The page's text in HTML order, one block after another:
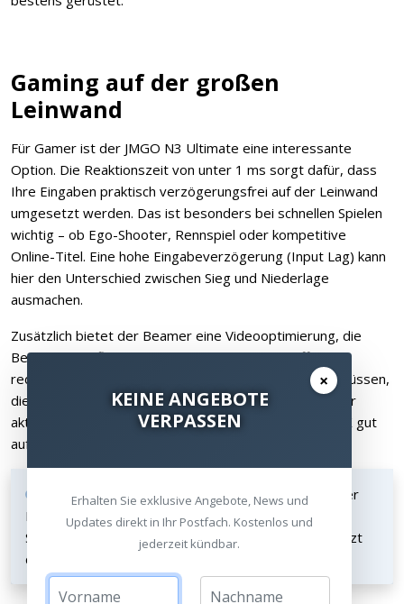
Gaming auf der großen
Leinwand
Für Gamer ist der JMGO N3 Ultimate eine interessante
Option. Die Reaktionszeit von unter 1 ms sorgt dafür, dass
Ihre Eingaben praktisch verzögerungsfrei auf der Leinwand
umgesetzt werden. Das ist besonders bei schnellen Spielen
wichtig – ob Ego-Shooter, Rennspiel oder kompetitive
Online-Titel. Eine hohe Eingabeverzögerung (Input Lag) kann
hier den Unterschied zwischen Sieg und Niederlage
ausmachen.
Zusätzlich bietet der Beamer eine Videooptimierung, die
Bewegungen flüssiger darstellt und Nachzieheffekte
reduziert. Zusammen mit den beiden HDMI-2.1-Anschlüssen,
die genug Bandbreite für 4K-Gaming liefern, sind Sie für
aktuelle Konsolen wie PlayStation 5 oder Xbox Series X gut
aufgestellt.
Tipp für Gamer: Schließen Sie Ihre Konsole über
HDMI 2.1 an, um die bestmögliche Bild- und
Signalqualität zu erhalten. Der N3 Ultimate unterstützt
die volle Bandbreite des aktuellen Standards.
×
KEINE ANGEBOTE
VERPASSEN
Erhalten Sie exklusive Angebote, News und
Updates direkt in Ihr Postfach. Kostenlos und
jederzeit kündbar.